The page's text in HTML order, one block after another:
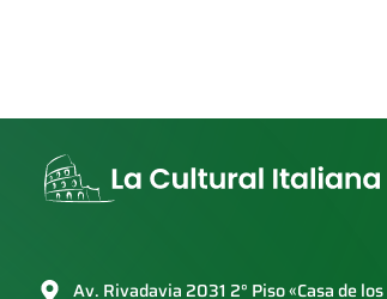
Av. Rivadavia 2031 2° Piso «Casa de